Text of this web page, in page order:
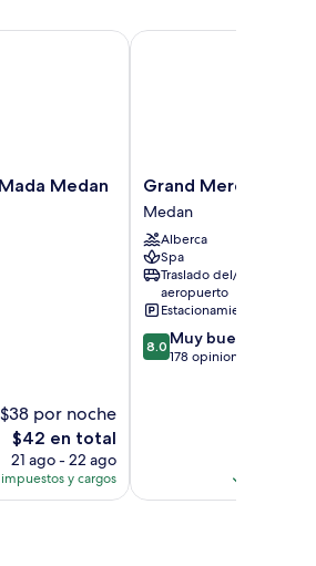
Medan
$38 por noche
El
precio
actual
es
$42 en total
21 ago - 22 ago
y cargos
Medan
Grand
Mercure
Medan
Angkasa
Medan
Grand Mercure
Medan
Alberca
Spa
Traslado del/al
aeropuerto
Estacionamiento gratis
8.0
de
8.0 Muy bueno
178 opiniones
Grand Mercure